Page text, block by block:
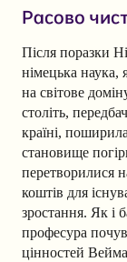
Расово
Після поразки
німецька наука,
на світове
століть,
країні,
становище
перетворилися
коштів для
зростання. Як і
професура
цінностей